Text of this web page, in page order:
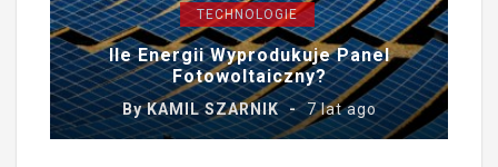
TECHNOLOGIE
Ile Energii Wyprodukuje Panel
Fotowoltaiczny?
ByKAMIL SZARNIK 7 lat ago